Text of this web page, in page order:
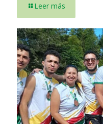
Leer más